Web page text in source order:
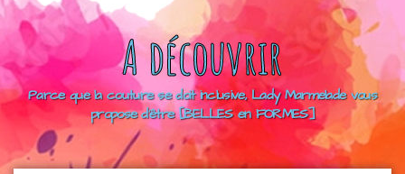
A découvrir
Parce que la couture se doit inclusive, Lady Marmelade vous
propose d’être [BELLES en FORMES]